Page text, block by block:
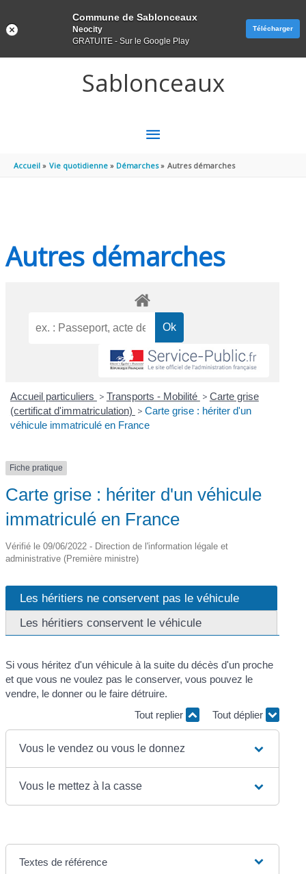
Sablonceaux
MENU
PRINCIPAL
Accueil Vie quotidienne Démarches Autres démarches
Autres démarches
Accueil particuliers > Transports - Mobilité > Carte grise
(certificat d'immatriculation) > Carte grise : hériter d'un
véhicule immatriculé en France
Fiche pratique
Carte grise : hériter d'un véhicule
immatriculé en France
Vérifié le 09/06/2022 - Direction de l'information légale et
administrative (Première ministre)
Les héritiers ne conservent pas le véhicule
Les héritiers conservent le véhicule
Si vous héritez d'un véhicule à la suite du décès d'un proche
et que vous ne voulez pas le conserver, vous pouvez le
vendre, le donner ou le faire détruire.
Tout replier
Tout déplier
Vous le vendez ou vous le donnez
Vous le mettez à la casse
Textes de référence
Commune de Sablonceaux
Neocity
GRATUITE - Sur le Google Play
Télécharger